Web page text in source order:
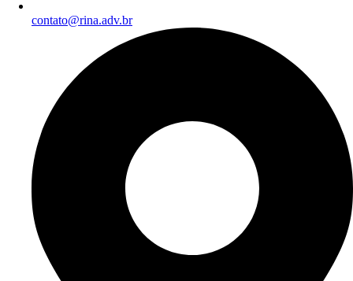
contato@rina.adv.br